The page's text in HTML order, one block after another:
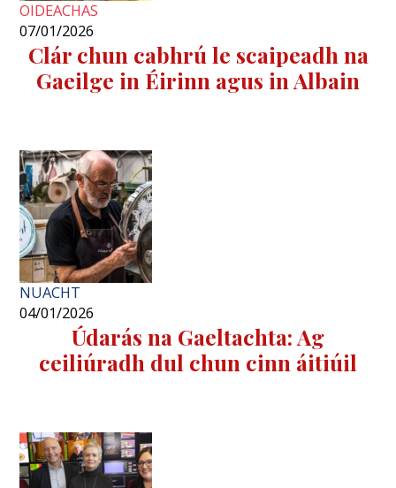
OIDEACHAS
07/01/2026
Clár chun cabhrú le scaipeadh na
Gaeilge in Éirinn agus in Albain
NUACHT
04/01/2026
Údarás na Gaeltachta: Ag
ceiliúradh dul chun cinn áitiúil